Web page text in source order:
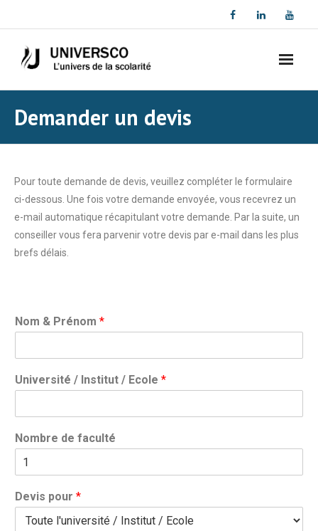
Demander un devis
Pour toute demande de devis, veuillez compléter le formulaire
ci-dessous. Une fois votre demande envoyée, vous recevrez un
e-mail automatique récapitulant votre demande. Par la suite, un
conseiller vous fera parvenir votre devis par e-mail dans les plus
brefs délais.
Nom & Prénom *
Université / Institut / Ecole *
Nombre de faculté
Devis pour *